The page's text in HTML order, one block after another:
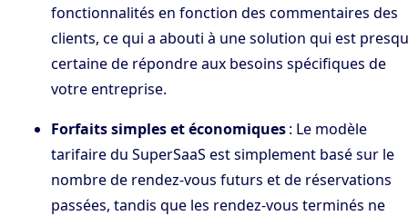
fonctionnalités en fonction des commentaires des
clients, ce qui a abouti à une solution qui est
certaine de répondre aux besoins spécifiques de
votre entreprise.
Forfaits simples et économiques: Le modèle
tarifaire du SuperSaaS est simplement basé sur le
nombre de rendez-vous futurs et de réservations
passées, tandis que les rendez-vous terminés ne